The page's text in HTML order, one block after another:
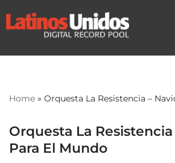
Skip
Home » Orquesta La Resistencia –
Orquesta La
Para El Mundo